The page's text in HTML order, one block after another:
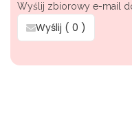
Wyślij zbiorowy e-mail
Wyślij ( 0 )